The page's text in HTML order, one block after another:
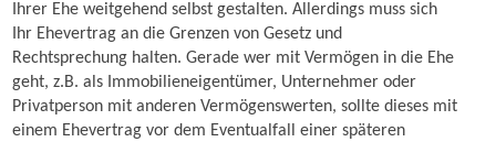
Ihrer Ehe weitgehend selbst gestalten. Allerdings muss sich
Ihr Ehevertrag an die Grenzen von Gesetz und
Rechtsprechung halten. Gerade wer mit Vermögen in die Ehe
geht, z.B. als Immobilieneigentümer, Unternehmer oder
Privatperson mit anderen Vermögenswerten, sollte dieses mit
einem Ehevertrag vor dem Eventualfall einer späteren